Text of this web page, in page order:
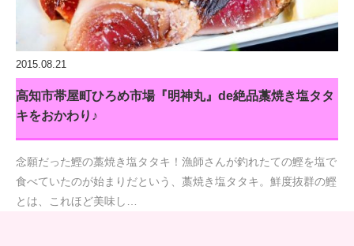
2015.08.21
高知市帯屋町ひろめ市場『明神丸』de絶品藁焼き塩タタ
キをおかわり♪
念願だった鰹の藁焼き塩タタキ！漁師さんが釣れたての鰹を塩で
食べていたのが始まりだという、藁焼き塩タタキ。鮮度抜群の鰹
とは、これほど美味し…